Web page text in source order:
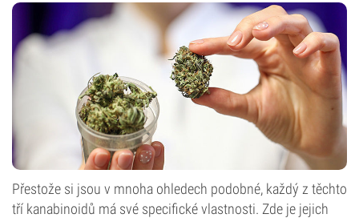
Přestože si jsou v mnoha ohledech podobné, každý z těchto
tří kanabinoidů má své specifické vlastnosti. Zde je jejich